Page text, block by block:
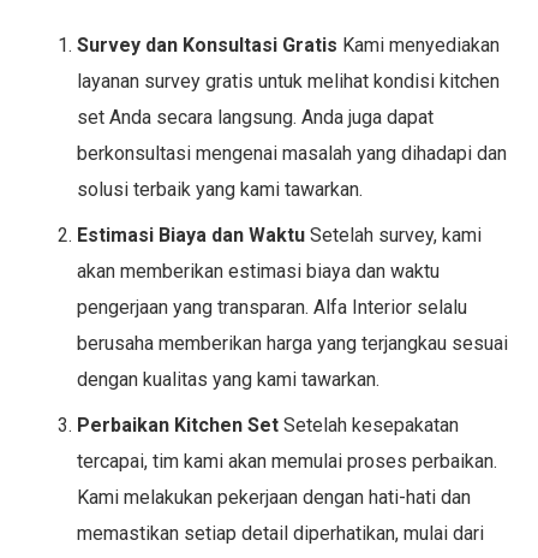
Survey dan Konsultasi Gratis Kami menyediakan
layanan survey gratis untuk melihat kondisi kitchen
set Anda secara langsung. Anda juga dapat
berkonsultasi mengenai masalah yang dihadapi dan
solusi terbaik yang kami tawarkan.
Estimasi Biaya dan Waktu Setelah survey, kami
akan memberikan estimasi biaya dan waktu
pengerjaan yang transparan. Alfa Interior selalu
berusaha memberikan harga yang terjangkau sesuai
dengan kualitas yang kami tawarkan.
Perbaikan Kitchen Set Setelah kesepakatan
tercapai, tim kami akan memulai proses perbaikan.
Kami melakukan pekerjaan dengan hati-hati dan
memastikan setiap detail diperhatikan, mulai dari